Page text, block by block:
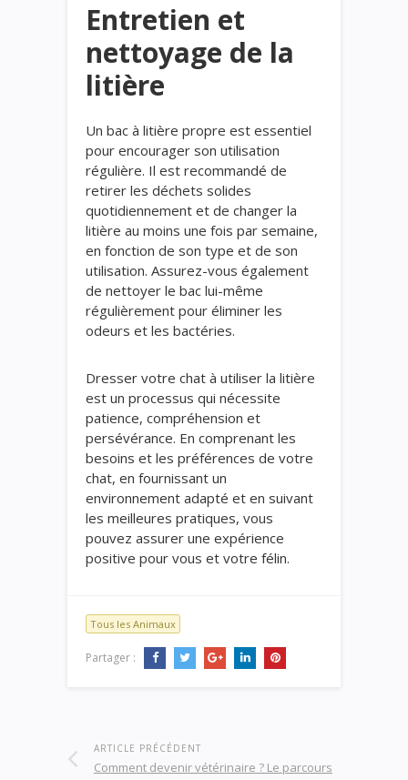
Entretien et
nettoyage de la
litière
Un bac à litière propre est essentiel
pour encourager son utilisation
régulière. Il est recommandé de
retirer les déchets solides
quotidiennement et de changer la
litière au moins une fois par semaine,
en fonction de son type et de son
utilisation. Assurez-vous également
de nettoyer le bac lui-même
régulièrement pour éliminer les
odeurs et les bactéries.
Dresser votre chat à utiliser la litière
est un processus qui nécessite
patience, compréhension et
persévérance. En comprenant les
besoins et les préférences de votre
chat, en fournissant un
environnement adapté et en suivant
les meilleures pratiques, vous
pouvez assurer une expérience
positive pour vous et votre félin.
Tous les Animaux
Partager :
ARTICLE PRÉCÉDENT
Comment devenir vétérinaire ? Le parcours